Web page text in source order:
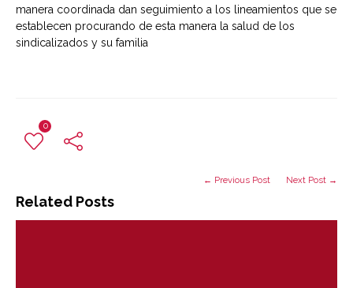
manera coordinada dan seguimiento a los lineamientos que se
establecen procurando de esta manera la salud de los
sindicalizados y su familia
0
Related Posts
← Previous Post Next Post →